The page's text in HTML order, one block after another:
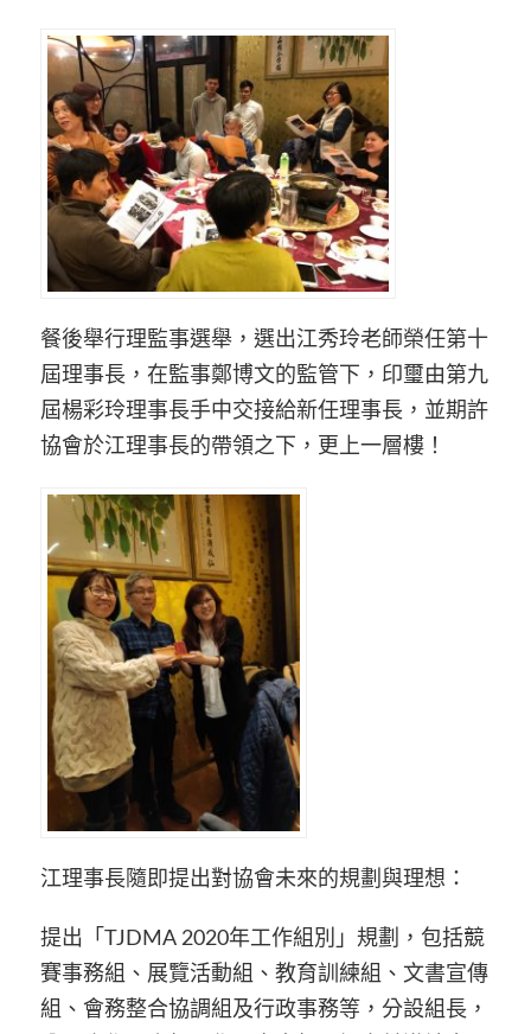
餐後舉行理監事選舉，選出江秀玲老師榮任第十
屆理事長，在監事鄭博文的監管下，印璽由第九
屆楊彩玲理事長手中交接給新任理事長，並期許
協會於江理事長的帶領之下，更上一層樓！
江理事長隨即提出對協會未來的規劃與理想：
提出「TJDMA 2020年工作組別」規劃，包括競
賽事務組、展覽活動組、教育訓練組、文書宣傳
組、會務整合協調組及行政事務等，分設組長，